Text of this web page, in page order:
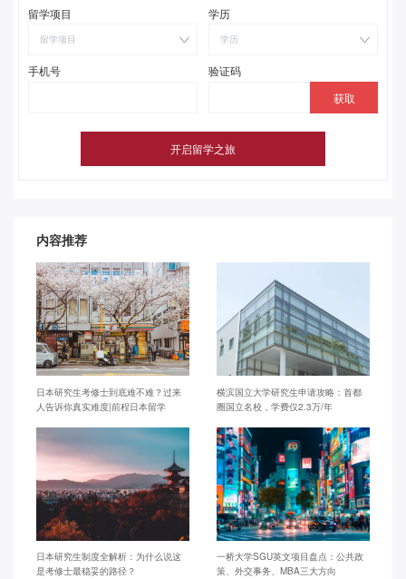
留学项目
留学项目
学历
学历
手机号 验证码
内容推荐
日本研究生考修士到底难不难？过来
人告诉你真实难度|前程日本留学
横滨国立大学研究生申请攻略：首都
圈国立名校，学费仅2.3万/年
日本研究生制度全解析：为什么说这
是考修士最稳妥的路径？
一桥大学SGU英文项目盘点：公共政
策、外交事务、MBA三大方向